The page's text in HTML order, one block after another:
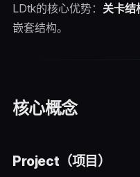
LDtk的核心优势： 关卡结
嵌套结构。
核心概念
Project（项目）